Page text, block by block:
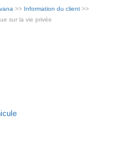
>> Information du client >>
sur la vie privée